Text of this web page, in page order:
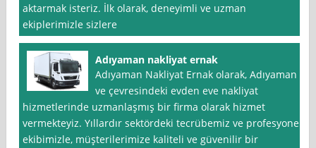
aktarmak isteriz. İlk olarak, deneyimli ve uzman
ekiplerimizle sizlere
Adıyaman nakliyat ernak
Adıyaman Nakliyat Ernak olarak, Adıyaman
ve çevresindeki evden eve nakliyat
hizmetlerinde uzmanlaşmış bir firma olarak hizmet
vermekteyiz. Yıllardır sektördeki tecrübemiz ve profesyonel
ekibimizle, müşterilerimize kaliteli ve güvenilir bir